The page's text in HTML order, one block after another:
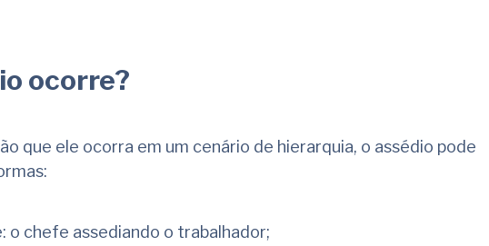
ocorre?
que ele ocorra em um cenário de hierarquia, o assédio pode
o chefe assediando o trabalhador;